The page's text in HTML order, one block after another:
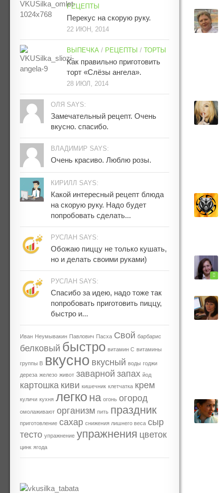
РЕЦЕПТЫ
Перекус на скорую руку.
22 ИЮН, 2014
ВЫПЕЧКА / РЕЦЕПТЫ / ТОРТЫ
Как правильно приготовить
торт «Слёзы ангела».
28 ИЮЛ, 2014
ОЛЯ SAYS:
Замечательный рецепт. Очень
вкусно. спасибо.
ВЛАДИМИР SAYS:
Очень красиво. Люблю розы.
КИРИЛЛ SAYS:
Какой интересный рецепт блюда
на скорую руку. Надо будет
попробовать сделать...
РУСЛАН SAYS:
Обожаю пиццу не только кушать,
но и делать своими руками)
РУСЛАН SAYS:
Спасибо за идею, надо тоже так
попробовать приготовить пиццу,
быстро и...
Иван Неумывакин Павлович Пасха Свой барбарис
белковый быстро витамин С витамины
группы В вкусно вкусный воды годжи
дереза железо живот заварной запах йод
картошка киви кишечник клетчатка крем
куличи кухня легко на огонь огород
омолаживают организм пить праздник
приготовление сахар снижения лишнего веса сыр
тесто упражнение упражнения цветок
цинк ягода